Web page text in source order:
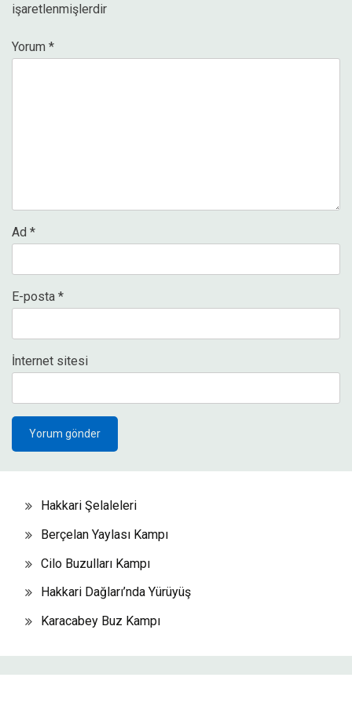
işaretlenmişlerdir
Yorum *
Ad *
E-posta *
İnternet sitesi
Hakkari Şelaleleri
Berçelan Yaylası Kampı
Cilo Buzulları Kampı
Hakkari Dağları’nda Yürüyüş
Karacabey Buz Kampı